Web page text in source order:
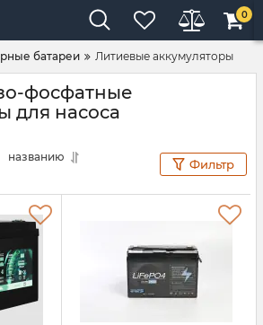
0
батареи Литиевые аккумуляторы
фосфатные
для насоса
названию
Фильтр